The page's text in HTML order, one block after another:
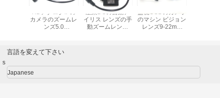
ンズ
HDアナログIPの
カメラのズームレ
ンズ5.0
紙
産業DCの自動ア
イリス レンズの手
動ズームレンズ
監視CCDのカメラ
のマシン ビジョン
レンズ9-22mm
言語を変えて下さい
s
Japanese